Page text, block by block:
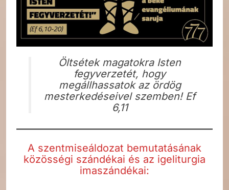
Öltsétek magatokra Isten
fegyverzetét, hogy
megállhassatok az ördög
mesterkedéseivel szemben! Ef
6,11
A szentmiseáldozat bemutatásának
közösségi szándékai és az igeliturgia
imaszándékai: